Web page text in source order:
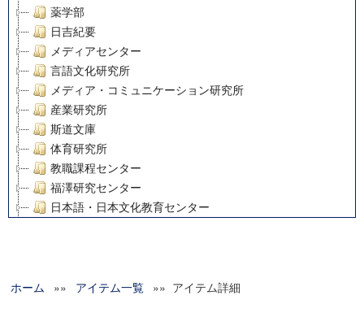
薬学部
日吉紀要
メディアセンター
言語文化研究所
メディア・コミュニケーション研究所
産業研究所
斯道文庫
体育研究所
教職課程センター
福澤研究センター
日本語・日本文化教育センター
グローバルリサーチインスティテュート
ホーム »» アイテム一覧 »» アイテム詳細